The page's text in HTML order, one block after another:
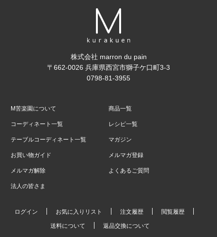
株式会社 marron du pain
〒662-0026 兵庫県西宮市獅子ケ口町3-3
0798-81-3955
M苦楽園について 商品一覧
コーディネート一覧 レシピ一覧
テーブルコーディネート一覧 マガジン
お買い物ガイド メルマガ登録
メルマガ解除 よくあるご質問
法人の皆さま
ログイン お気に入りリスト 注文履歴 閲覧履歴
送料について 返品交換について